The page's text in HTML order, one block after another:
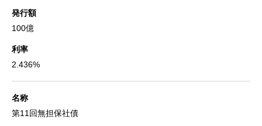
発行額
100億
利率
2.436%
名称
第11回無担保社債